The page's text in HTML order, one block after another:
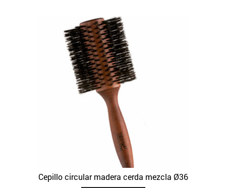
Cepillo circular madera cerda mezcla Ø36